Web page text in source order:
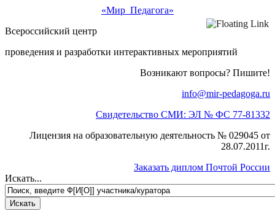
«Мир Педагога»
Всероссийский центр
проведения и разработки интерактивных мероприятий
Возникают вопросы? Пишите!
info@mir-pedagoga.ru
Свидетельство СМИ: ЭЛ № ФС 77-81332
Лицензия на образовательную деятельность № 029045 от
28.07.2011г.
Заказать диплом Почтой России
Искать...